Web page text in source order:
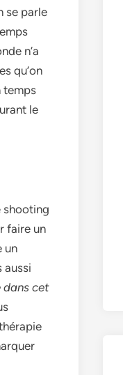
se parle
n’a
qu’on
temps
le
shooting
faire un
un
aussi
dans cet